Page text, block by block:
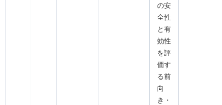
の安
全性
と有
効性
を評
価す
る前
向
き・